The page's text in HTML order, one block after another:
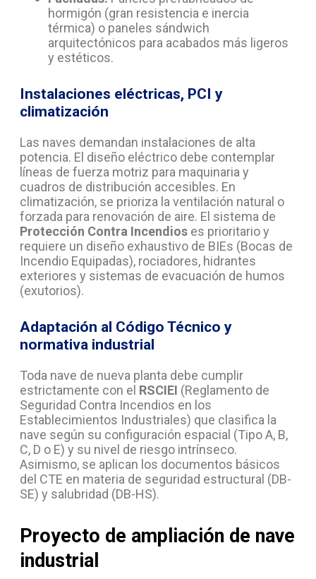
hormigón (gran resistencia e inercia
térmica) o paneles sándwich
arquitectónicos para acabados más ligeros
y estéticos.
Instalaciones eléctricas, PCI y
climatización
Las naves demandan instalaciones de alta
potencia. El diseño eléctrico debe contemplar
líneas de fuerza motriz para maquinaria y
cuadros de distribución accesibles. En
climatización, se prioriza la ventilación natural o
forzada para renovación de aire. El sistema de
Protección Contra Incendios es prioritario y
requiere un diseño exhaustivo de BIEs (Bocas de
Incendio Equipadas), rociadores, hidrantes
exteriores y sistemas de evacuación de humos
(exutorios).
Adaptación al Código Técnico y
normativa industrial
Toda nave de nueva planta debe cumplir
estrictamente con el RSCIEI (Reglamento de
Seguridad Contra Incendios en los
Establecimientos Industriales) que clasifica la
nave según su configuración espacial (Tipo A, B,
C, D o E) y su nivel de riesgo intrínseco.
Asimismo, se aplican los documentos básicos
del CTE en materia de seguridad estructural (DB-
SE) y salubridad (DB-HS).
Proyecto de ampliación de nave
industrial